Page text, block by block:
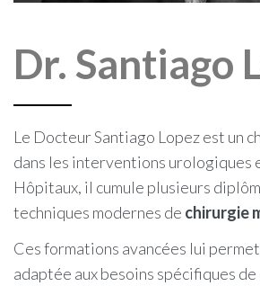
Dr. Santiago
Le Docteur Santiago Lopez est un
dans les interventions urologiques
Hôpitaux, il cumule plusieurs
techniques modernes de chirurgie
Ces formations avancées lui
adaptée aux besoins spécifiques